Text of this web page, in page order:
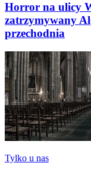
Horror na ulicy
zatrzymywany
przechodnia
Tylko u nas